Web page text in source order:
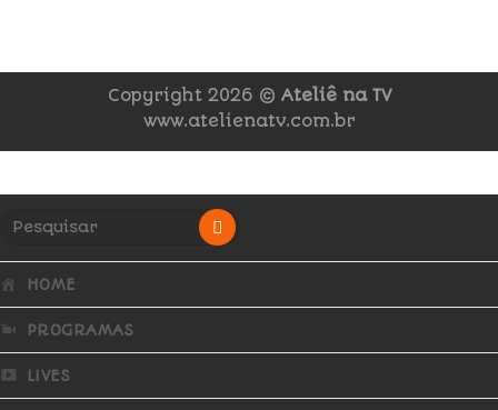
Copyright 2026 © Ateliê na TV
www.atelienatv.com.br
HOME
PROGRAMAS
LIVES